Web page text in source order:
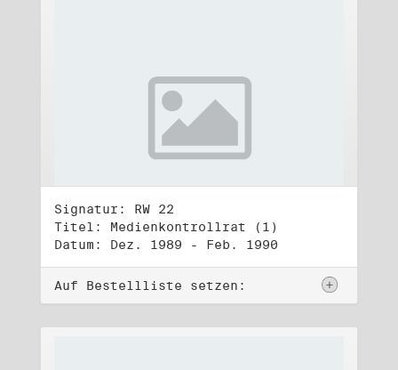
Signatur: RW 22
Titel: Medienkontrollrat (1)
Datum: Dez. 1989 - Feb. 1990
Auf Bestellliste setzen: